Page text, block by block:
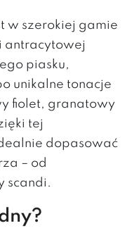
w szerokiej gamie
antracytowej
piasku,
unikalne tonacje
fiolet, granatowy
tej
dopasować
– od
scandi.